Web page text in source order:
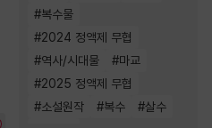
#복수물
#2024 정액제 무협
#역사/시대물 #마교
#2025 정액제 무협
#소설원작 #복수 #살수